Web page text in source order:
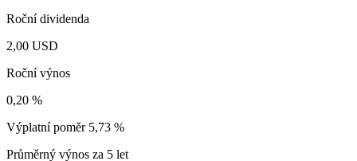
Roční dividenda
2,00 USD
Roční výnos
0,20 %
Výplatní poměr 5,73 %
Průměrný výnos za 5 let